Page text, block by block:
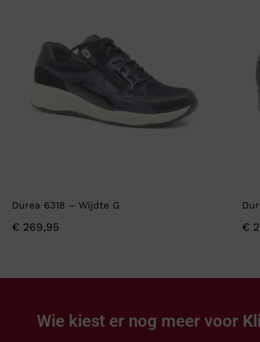
Durea 6318 – Wijdte G
€ 269,95 €
Wie kiest er nog meer voor